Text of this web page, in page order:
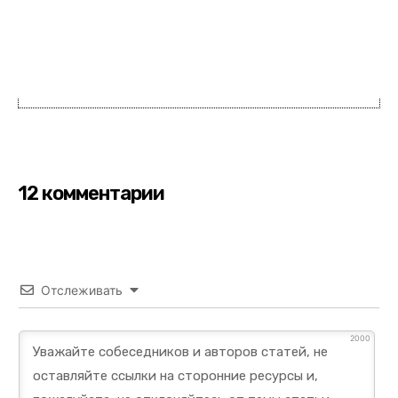
12 комментарии
Отслеживать
2000